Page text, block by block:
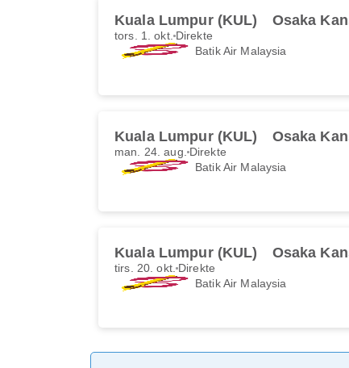
Kuala Lumpur (KUL) Osaka
tors. 1. okt. Direkte
Batik Air Malaysia
Kuala Lumpur (KUL) Osaka
man. 24. aug. Direkte
Batik Air Malaysia
Kuala Lumpur (KUL) Osaka
tirs. 20. okt. Direkte
Batik Air Malaysia